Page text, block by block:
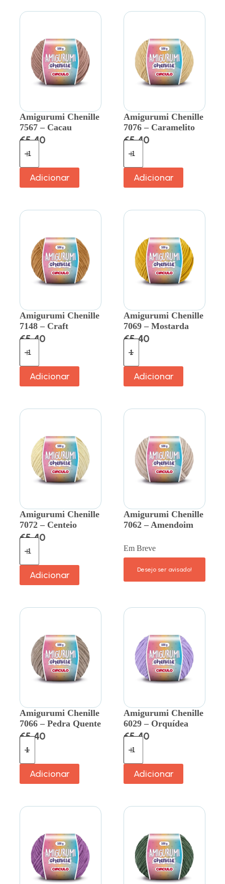
Amigurumi Chenille
7567 – Cacau
€5.40
Adicionar
Amigurumi Chenille
7076 – Caramelito
€5.40
Adicionar
Amigurumi Chenille
7148 – Craft
€5.40
Adicionar
Amigurumi Chenille
7069 – Mostarda
€5.40
Adicionar
Amigurumi Chenille
7072 – Centeio
€5.40
Adicionar
Amigurumi Chenille
7062 – Amendoim
Em Breve
Amigurumi Chenille
7066 – Pedra Quente
€5.40
Adicionar
Amigurumi Chenille
6029 – Orquídea
€5.40
Adicionar